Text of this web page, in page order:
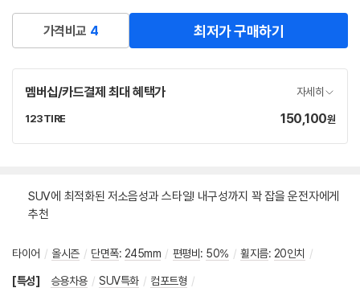
페
이
가격비교 4 최저가 구매하기
멤버십/카드결제 최대 혜택가 자세히
123TIRE네
가
150,100원
SUV에 최적화된 저소음성과 스타일! 내구성까지 꽉 잡을 운전자에게
추천
타이어 / 올시즌 / 단면폭: 245mm / 편평비 : 50% / 휠지름: 20인치 /
[특성] 승용차용 / SUV특화 / 컴포트형 /